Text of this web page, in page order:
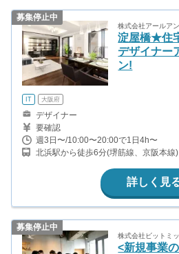
募集停止中
株式会社アールア
淀屋橋★住
デザイナー
ン!
IT 大阪府
デザイナー
要確認
週3日〜/10:00〜20:00で1日4h〜
北浜駅から徒歩6分(堺筋線、京阪本線)
から徒歩11分(四つ橋線)
詳しく見
募集停止中
株式会社ビットミ
<新規事業